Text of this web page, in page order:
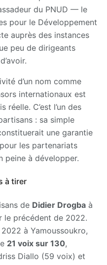
du PNUD — le
pour le Développement
auprès des instances
peu de dirigeants
d’un nom comme
internationaux est
C’est l’un des
: sa simple
une garantie
les partenariats
peine à développer.
à tirer
de Didier Drogba à
le précédent de 2022.
à Yamoussoukro,
21 voix sur 130,
Diallo (59 voix) et